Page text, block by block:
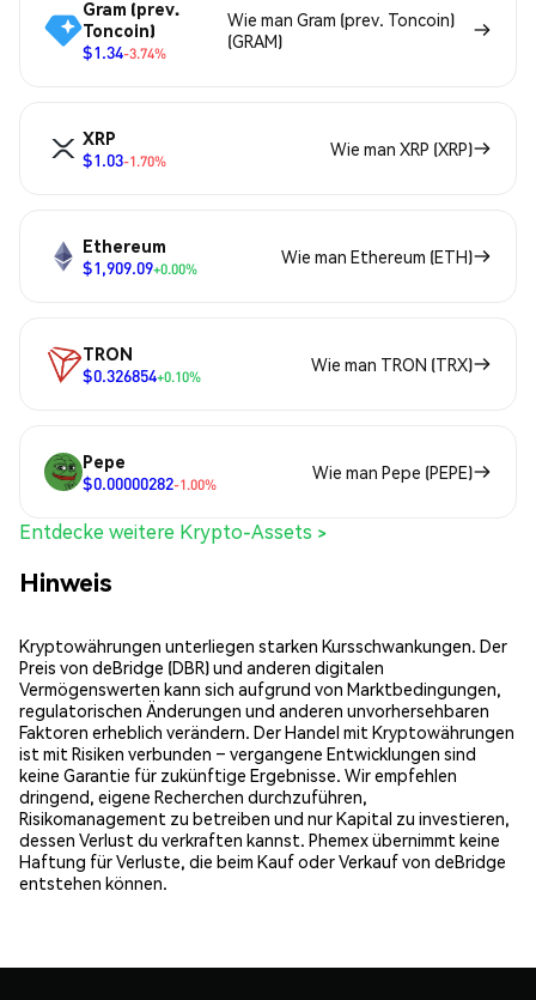
Gram (prev.
Toncoin)
$1.34-3.74%
Wie man Gram (prev. Toncoin)
(GRAM)
XRP
$1.03-1.70%
Wie man XRP (XRP)
Ethereum
$1,909.09+0.00%
Wie man Ethereum (ETH)
TRON
$0.326854+0.10%
Wie man TRON (TRX)
Pepe
$0.00000282-1.00%
Wie man Pepe (PEPE)
Entdecke weitere Krypto-Assets >
Hinweis
Kryptowährungen unterliegen starken Kursschwankungen. Der
Preis von deBridge (DBR) und anderen digitalen
Vermögenswerten kann sich aufgrund von Marktbedingungen,
regulatorischen Änderungen und anderen unvorhersehbaren
Faktoren erheblich verändern. Der Handel mit Kryptowährungen
ist mit Risiken verbunden – vergangene Entwicklungen sind
keine Garantie für zukünftige Ergebnisse. Wir empfehlen
dringend, eigene Recherchen durchzuführen,
Risikomanagement zu betreiben und nur Kapital zu investieren,
dessen Verlust du verkraften kannst. Phemex übernimmt keine
Haftung für Verluste, die beim Kauf oder Verkauf von deBridge
entstehen können.